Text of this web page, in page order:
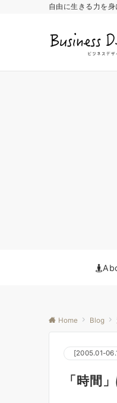
自由に生きる力を
Home Blog
[2005.01-
「時間